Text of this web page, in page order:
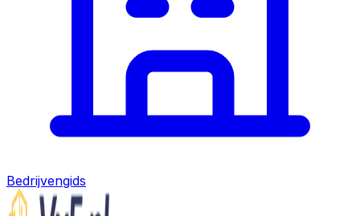
Bedrijvengids